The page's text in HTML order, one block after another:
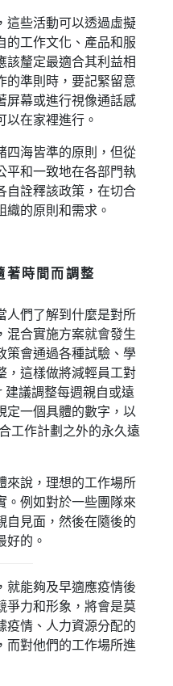
這些活動可以透過虛擬
的工作文化、產品和服
該釐定最適合其利益相
的準則時，要記緊留意
屏幕或進行視像通話感
在家裡進行。
四海皆準的原則，但從
平和一致地在各部門執
自詮釋該政策，在切合
的原則和需求。
時間而調整
人們了解到什麼是對所
混合實施方案就會發生
策會通過各種試驗、學
，這樣做將減輕員工對
議調整每週親自或遠
定一個具體的數字，以
工作計劃之外的永久遠
來說，理想的工作場所
。例如對於一些團隊來
自見面，然後在隨後的
好的。
就能夠及早適應疫情後
爭力和形象，將會是莫
疫情、人力資源分配的
而對他們的工作場所進